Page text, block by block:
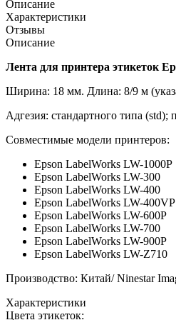
Описание
Характеристики
Отзывы
Описание
Лента для принтера этикеток
Ширина: 18 мм. Длина: 8/9 м
Адгезия: стандартного типа
Совместимые модели принтеров:
Epson LabelWorks LW-1000P
Epson LabelWorks LW-300
Epson LabelWorks LW-400
Epson LabelWorks LW-400VP
Epson LabelWorks LW-600P
Epson LabelWorks LW-700
Epson LabelWorks LW-900P
Epson LabelWorks LW-Z710
Производство: Китай/ Ninestar
Характеристики
Цвета этикеток: